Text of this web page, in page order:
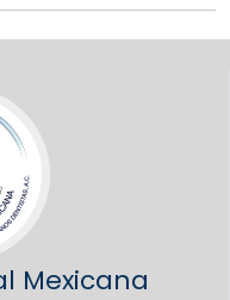
Mexicana